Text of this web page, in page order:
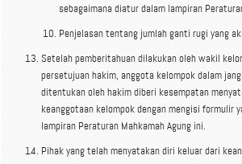
sebagaimana diatur dalam lampiran
Penjelasan tentang jumlah ganti rugi yang
Setelah pemberitahuan dilakukan oleh wakil
persetujuan hakim, anggota kelompok dalam
ditentukan oleh hakim diberi kesempatan
keanggotaan kelompok dengan mengisi formulir
lampiran Peraturan Mahkamah Agung ini.
Pihak yang telah menyatakan diri keluar dari